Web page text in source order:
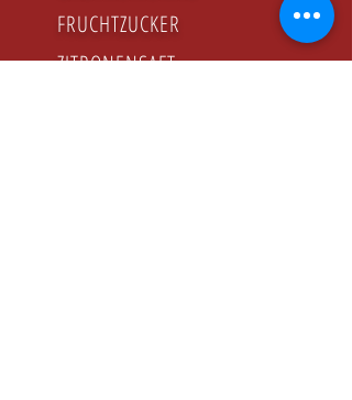
FRUCHTZUCKER
ZITRONENSAFT